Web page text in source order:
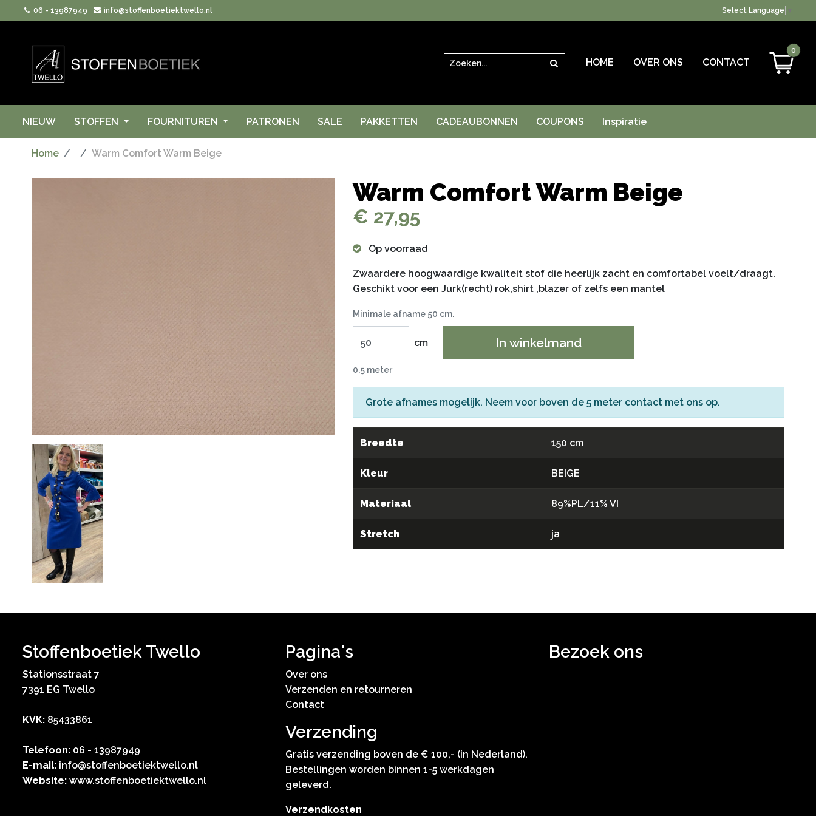
06 - 13987949 info@stoffenboetiektwello.nl Select Language
Zoeken Zoeken HOME OVER ONS CONTACT
0
NIEUW STOFFEN FOURNITUREN PATRONEN SALE PAKKETTEN CADEAUBONNEN COUPONS Inspiratie
Home Warm Comfort Warm Beige
Warm Comfort Warm Beige
€ 27,95
Op voorraad
Zwaardere hoogwaardige kwaliteit stof die heerlijk zacht en comfortabel voelt/draagt.
Geschikt voor een Jurk(recht) rok,shirt ,blazer of zelfs een mantel
Minimale afname 50 cm.
cm In winkelmand
0.5 meter
Grote afnames mogelijk. Neem voor boven de 5 meter contact met ons op.
Breedte 150 cm
Kleur BEIGE
Materiaal 89%PL/11% VI
Stretch ja
Stoffenboetiek Twello
Stationsstraat 7
7391 EG Twello
KVK: 85433861
Telefoon: 06 - 13987949
E-mail: info@stoffenboetiektwello.nl
Website: www.stoffenboetiektwello.nl
Pagina's
Over ons
Verzenden en retourneren
Contact
Verzending
Gratis verzending boven de € 100,- (in Nederland).
Bestellingen worden binnen 1-5 werkdagen
geleverd.
Verzendkosten
Bezoek ons